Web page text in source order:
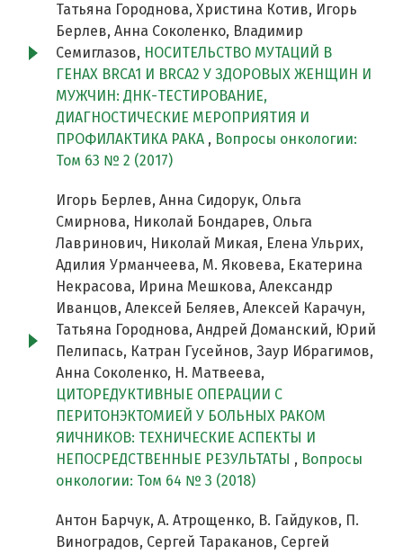
Татьяна Городнова, Христина Котив, Игорь
Берлев, Анна Соколенко, Владимир
Семиглазов, НОСИТЕЛЬСТВО МУТАЦИЙ В
ГЕНАХ BRCA1 И BRCA2 У ЗДОРОВЫХ ЖЕНЩИН И
МУЖЧИН: ДНК-ТЕСТИРОВАНИЕ,
ДИАГНОСТИЧЕСКИЕ МЕРОПРИЯТИЯ И
ПРОФИЛАКТИКА РАКА , Вопросы онкологии:
Том 63 № 2 (2017)
Игорь Берлев, Анна Сидорук, Ольга
Смирнова, Николай Бондарев, Ольга
Лавринович, Николай Микая, Елена Ульрих,
Адилия Урманчеева, М. Яковева, Екатерина
Некрасова, Ирина Мешкова, Александр
Иванцов, Алексей Беляев, Алексей Карачун,
Татьяна Городнова, Андрей Доманский, Юрий
Пелипась, Катран Гусейнов, Заур Ибрагимов,
Анна Соколенко, Н. Матвеева,
ЦИТОРЕДУКТИВНЫЕ ОПЕРАЦИИ С
ПЕРИТОНЭКТОМИЕЙ У БОЛЬНЫХ РАКОМ
ЯИЧНИКОВ: ТЕХНИЧЕСКИЕ АСПЕКТЫ И
НЕПОСРЕДСТВЕННЫЕ РЕЗУЛЬТАТЫ , Вопросы
онкологии: Том 64 № 3 (2018)
Антон Барчук, А. Атрощенко, В. Гайдуков, П.
Виноградов, Сергей Тараканов, Сергей